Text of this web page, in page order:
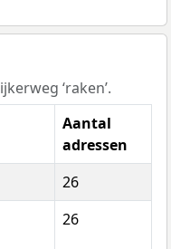
‘raken’.
Aantal
adressen
26
26